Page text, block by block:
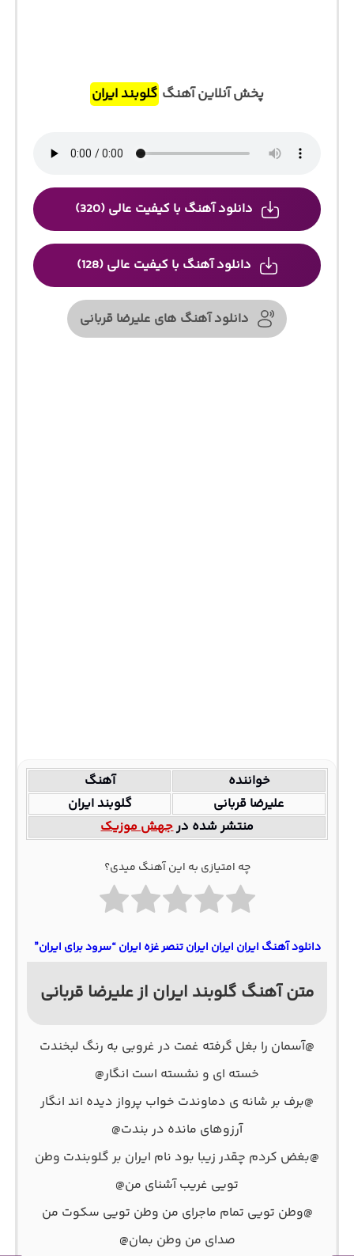
پخش آنلاین آهنگ گلوبند ایران
دانلود آهنگ با کیفیت عالی (320)
دانلود آهنگ با کیفیت عالی (128)
دانلود آهنگ های علیرضا قربانی
خواننده
آهنگ
علیرضا قربانی
گلوبند ایران
منتشر شده درجهش موزیک
چه امتیازی به این آهنگ میدی؟
دانلود آهنگ ایران ایران ایران تنصر غزه ایران “سرود برای ایران”
متن آهنگ گلوبند ایران از علیرضا قربانی
@آسمان را بغل گرفته غمت در غروبی به رنگ‌ لبخندت
خسته ای و نشسته است انگار@
@برف بر شانه ی دماوندت خواب پرواز دیده اند انگار
آرزوهای مانده در بندت@
@بغض کردم چقدر زیبا بود نام ایران بر گلوبندت وطن
تویی غریب آشنای من@
@وطن تویی تمام ماجرای من وطن تویی سکوت من
صدای من وطن بمان@